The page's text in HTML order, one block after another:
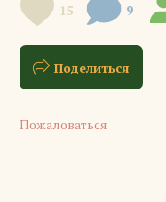
15 9
Поделиться
Пожаловаться